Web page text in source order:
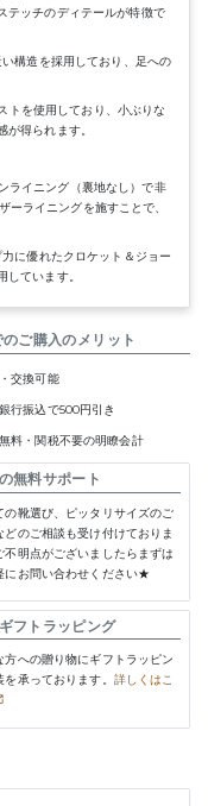
テッチのディテールが特徴で
構造を採用しており、足への
トを使用しており、小ぶりな
が得られます。
イニング（裏地なし）で非
ライニングを施すことで、
に優れたクロケット＆ジョー
しています。
のご購入のメリット
交換可能
行振込で500円引き
料・関税不要の明瞭会計
無料サポート
の靴選び、ピッタリサイズのご
どのご相談も受け付けておりま
不明点がございましたらまずは
にお問い合わせください★
フトラッピング
方への贈り物にギフトラッピン
を承っております。 詳しくはこ